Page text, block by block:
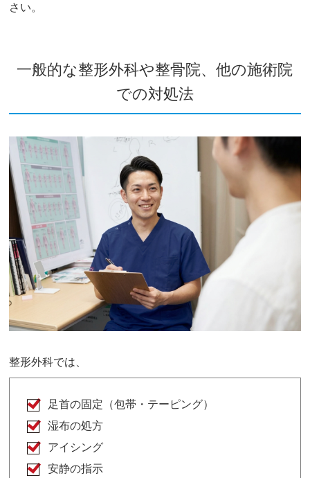
さい。
一般的な整形外科や整骨院、他の施術院
での対処法
整形外科では、
足首の固定（包帯・テーピング）
湿布の処方
アイシング
安静の指示